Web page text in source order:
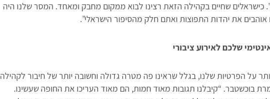
כישראלים שחיים בקהילה הזאת רצינו לבוא ממקום מחבק ומאחד. המסר שלנו היה
אוהבים את יהדות התפוצות ואתם חלק מהסיפור הישראלי”.
שלכם לאירוע ציבורי
על הפרטיות שלנו, בגלל שראינו פה מטרה גדולה וחשובה יותר של חיבור לקהילה
בוכשטבר. “קיבלנו תגובות מאוד חמות, הם מאוד העריכו את החופה שעשינו.